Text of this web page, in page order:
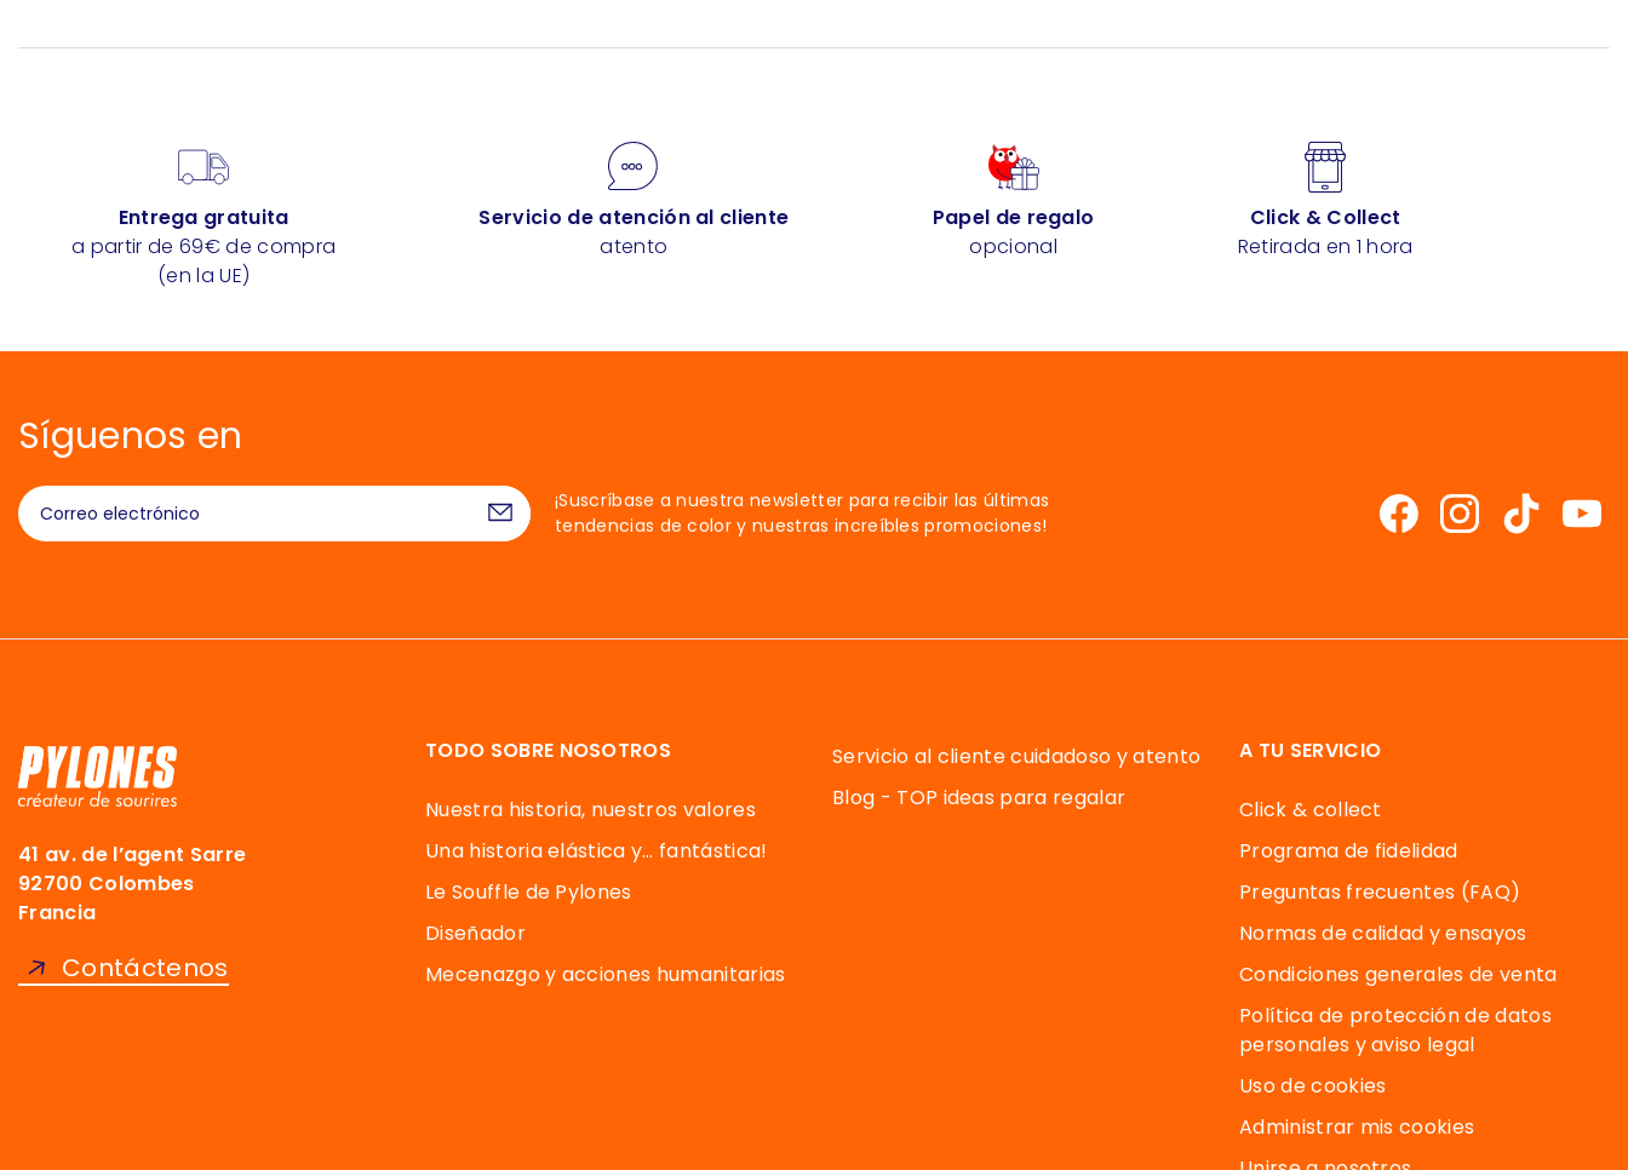
Entrega gratuita
a partir de 69€ de compra
(en la UE)
Servicio de atención al cliente
atento
Papel de regalo
opcional
Click & Collect
Retirada en 1 hora
Síguenos en
¡Suscríbase a nuestra newsletter para recibir las últimas
tendencias de color y nuestras increíbles promociones!
41 av. de l’agent Sarre
92700 Colombes
Francia
Contáctenos
TODO SOBRE NOSOTROS
Nuestra historia, nuestros valores
Una historia elástica y… fantástica!
Le Souffle de Pylones
Diseñador
Mecenazgo y acciones humanitarias
Servicio al cliente cuidadoso y atento
Blog - TOP ideas para regalar
A TU SERVICIO
Click & collect
Programa de fidelidad
Preguntas frecuentes (FAQ)
Normas de calidad y ensayos
Condiciones generales de venta
Política de protección de datos
personales y aviso legal
Uso de cookies
Administrar mis cookies